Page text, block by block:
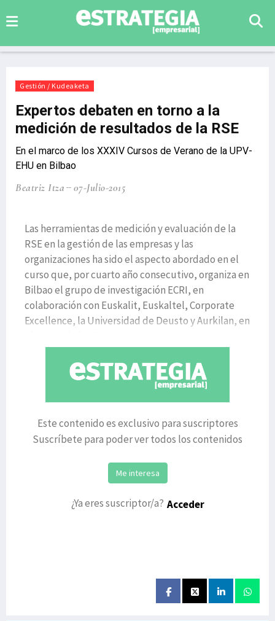
Gestión / Kudeaketa
Expertos debaten en torno a la
medición de resultados de la RSE
En el marco de los XXXIV Cursos de Verano de la UPV-
EHU en Bilbao
Beatriz Itza 07-Julio-2015
Las herramientas de medición y evaluación de la
RSE en la gestión de las empresas y las
organizaciones ha sido el aspecto abordado en el
curso que, por cuarto año consecutivo, organiza en
Bilbao el grupo de investigación ECRI, en
colaboración con Euskalit, Euskaltel, Corporate
Excellence, la Universidad de Deusto y Aurkilan, en
Este contenido es exclusivo para suscriptores
Suscríbete para poder ver todos los contenidos
Me interesa
¿Ya eres suscriptor/a? Acceder